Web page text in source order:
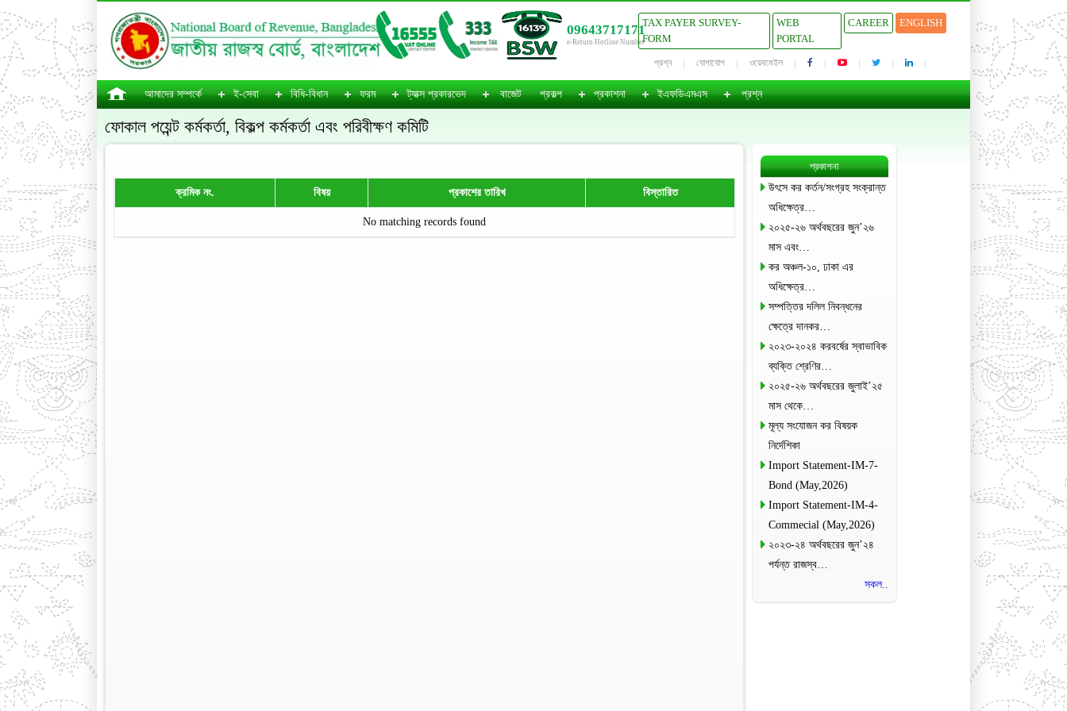
09643717171
e-Return Hotline Number
TAX PAYER SURVEY-
FORM
WEB
PORTAL
CAREER ENGLISH
প্রশ্ন যোগাযোগ ওয়েবমেইল
আমাদের সম্পর্কে ই-সেবা বিধি-বিধান ফরম ট্যাক্স প্রকারভেদ বাজেট প্রকল্প প্রকাশনা ইএফডিএমএস প্রশ্ন
ফোকাল পয়েন্ট কর্মকর্তা, বিকল্প কর্মকর্তা এবং পরিবীক্ষণ কমিটি
ক্রমিক নং. বিষয় প্রকাশের তারিখ বিস্তারিত
No matching records found
প্রকাশনা
উৎসে কর কর্তন/সংগ্রহ সংক্রান্ত
অধিক্ষেত্র…
২০২৫-২৬ অর্থবছরের জুন’২৬
মাস এবং…
কর অঞ্চল-১০, ঢাকা এর
অধিক্ষেত্র…
সম্পত্তির দলিল নিবন্ধনের
ক্ষেত্রে দানকর…
২০২৩-২০২৪ করবর্ষের স্বাভাবিক
ব্যক্তি শ্রেণির…
২০২৫-২৬ অর্থবছরের জুলাই’২৫
মাস থেকে…
মূল্য সংযোজন কর বিষয়ক
নির্দেশিকা
Import Statement-IM-7-
Bond (May,2026)
Import Statement-IM-4-
Commecial (May,2026)
২০২৩-২৪ অর্থবছরের জুন’২৪
পর্যন্ত রাজস্ব…
সকল..